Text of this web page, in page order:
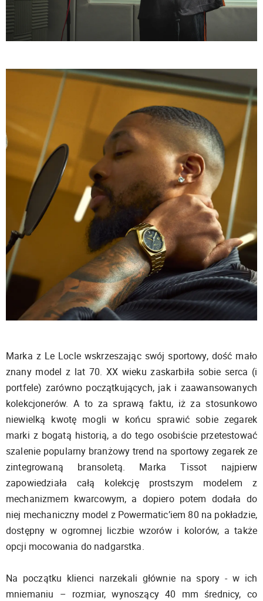
Marka z Le Locle wskrzeszając swój sportowy, dość mało
znany model z lat 70. XX wieku zaskarbiła sobie serca (i
portfele) zarówno początkujących, jak i zaawansowanych
kolekcjonerów. A to za sprawą faktu, iż za stosunkowo
niewielką kwotę mogli w końcu sprawić sobie zegarek
marki z bogatą historią, a do tego osobiście przetestować
szalenie popularny branżowy trend na sportowy zegarek ze
zintegrowaną bransoletą. Marka Tissot najpierw
zapowiedziała całą kolekcję prostszym modelem z
mechanizmem kwarcowym, a dopiero potem dodała do
niej mechaniczny model z Powermatic’iem 80 na pokładzie,
dostępny w ogromnej liczbie wzorów i kolorów, a także
opcji mocowania do nadgarstka.
Na początku klienci narzekali głównie na spory - w ich
mniemaniu – rozmiar, wynoszący 40 mm średnicy, co